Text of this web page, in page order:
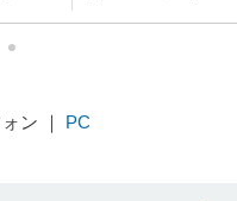
ン ｜ PC